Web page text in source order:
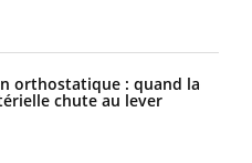
orthostatique : quand la
chute au lever